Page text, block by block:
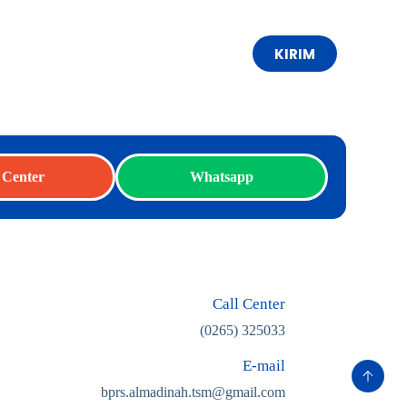
KIRIM
Whatsapp
Call Center
(0265) 325033
E-mail
bprs.almadinah.tsm@gmail.com